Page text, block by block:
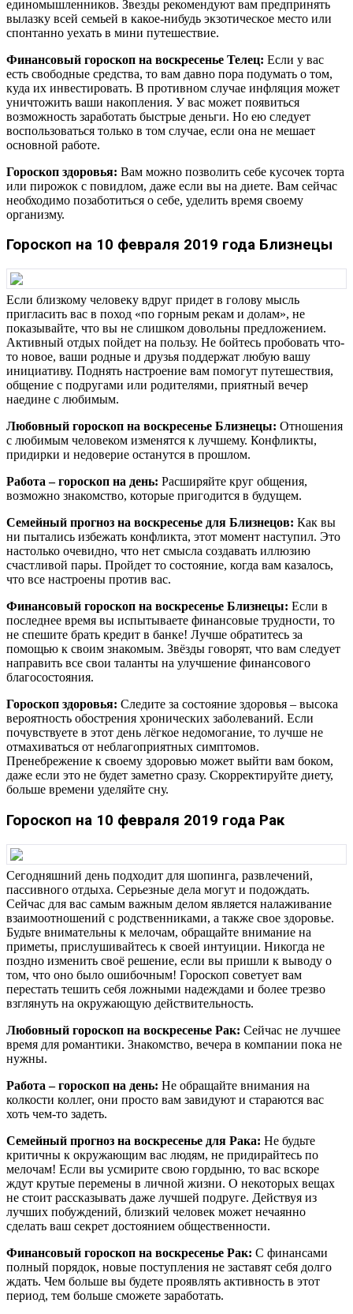
единомышленников. Звезды рекомендуют вам предпринять
вылазку всей семьей в какое-нибудь экзотическое место или
спонтанно уехать в мини путешествие.
Финансовый гороскоп на воскресенье Телец: Если у вас
есть свободные средства, то вам давно пора подумать о том,
куда их инвестировать. В противном случае инфляция может
уничтожить ваши накопления. У вас может появиться
возможность заработать быстрые деньги. Но ею следует
воспользоваться только в том случае, если она не мешает
основной работе.
Гороскоп здоровья: Вам можно позволить себе кусочек торта
или пирожок с повидлом, даже если вы на диете. Вам сейчас
необходимо позаботиться о себе, уделить время своему
организму.
Гороскоп на 10 февраля 2019 года Близнецы
Если близкому человеку вдруг придет в голову мысль
пригласить вас в поход «по горным рекам и долам», не
показывайте, что вы не слишком довольны предложением.
Активный отдых пойдет на пользу. Не бойтесь пробовать что-
то новое, ваши родные и друзья поддержат любую вашу
инициативу. Поднять настроение вам помогут путешествия,
общение с подругами или родителями, приятный вечер
наедине с любимым.
Любовный гороскоп на воскресенье Близнецы: Отношения
с любимым человеком изменятся к лучшему. Конфликты,
придирки и недоверие останутся в прошлом.
Работа – гороскоп на день: Расширяйте круг общения,
возможно знакомство, которые пригодится в будущем.
Семейный прогноз на воскресенье для Близнецов: Как вы
ни пытались избежать конфликта, этот момент наступил. Это
настолько очевидно, что нет смысла создавать иллюзию
счастливой пары. Пройдет то состояние, когда вам казалось,
что все настроены против вас.
Финансовый гороскоп на воскресенье Близнецы: Если в
последнее время вы испытываете финансовые трудности, то
не спешите брать кредит в банке! Лучше обратитесь за
помощью к своим знакомым. Звёзды говорят, что вам следует
направить все свои таланты на улучшение финансового
благосостояния.
Гороскоп здоровья: Следите за состояние здоровья – высока
вероятность обострения хронических заболеваний. Если
почувствуете в этот день лёгкое недомогание, то лучше не
отмахиваться от неблагоприятных симптомов.
Пренебрежение к своему здоровью может выйти вам боком,
даже если это не будет заметно сразу. Скорректируйте диету,
больше времени уделяйте сну.
Гороскоп на 10 февраля 2019 года Рак
Сегодняшний день подходит для шопинга, развлечений,
пассивного отдыха. Серьезные дела могут и подождать.
Сейчас для вас самым важным делом является налаживание
взаимоотношений с родственниками, а также свое здоровье.
Будьте внимательны к мелочам, обращайте внимание на
приметы, прислушивайтесь к своей интуиции. Никогда не
поздно изменить своё решение, если вы пришли к выводу о
том, что оно было ошибочным! Гороскоп советует вам
перестать тешить себя ложными надеждами и более трезво
взглянуть на окружающую действительность.
Любовный гороскоп на воскресенье Рак: Сейчас не лучшее
время для романтики. Знакомство, вечера в компании пока не
нужны.
Работа – гороскоп на день: Не обращайте внимания на
колкости коллег, они просто вам завидуют и стараются вас
хоть чем-то задеть.
Семейный прогноз на воскресенье для Рака: Не будьте
критичны к окружающим вас людям, не придирайтесь по
мелочам! Если вы усмирите свою гордыню, то вас вскоре
ждут крутые перемены в личной жизни. О некоторых вещах
не стоит рассказывать даже лучшей подруге. Действуя из
лучших побуждений, близкий человек может нечаянно
сделать ваш секрет достоянием общественности.
Финансовый гороскоп на воскресенье Рак: С финансами
полный порядок, новые поступления не заставят себя долго
ждать. Чем больше вы будете проявлять активность в этот
период, тем больше сможете заработать.